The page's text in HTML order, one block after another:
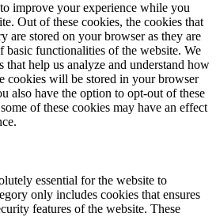
improve your experience while you
Out of these cookies, the cookies that
are stored on your browser as they are
basic functionalities of the website. We
that help us analyze and understand how
cookies will be stored in your browser
also have the option to opt-out of these
of these cookies may have an effect
essential for the website to
only includes cookies that ensures
features of the website. These